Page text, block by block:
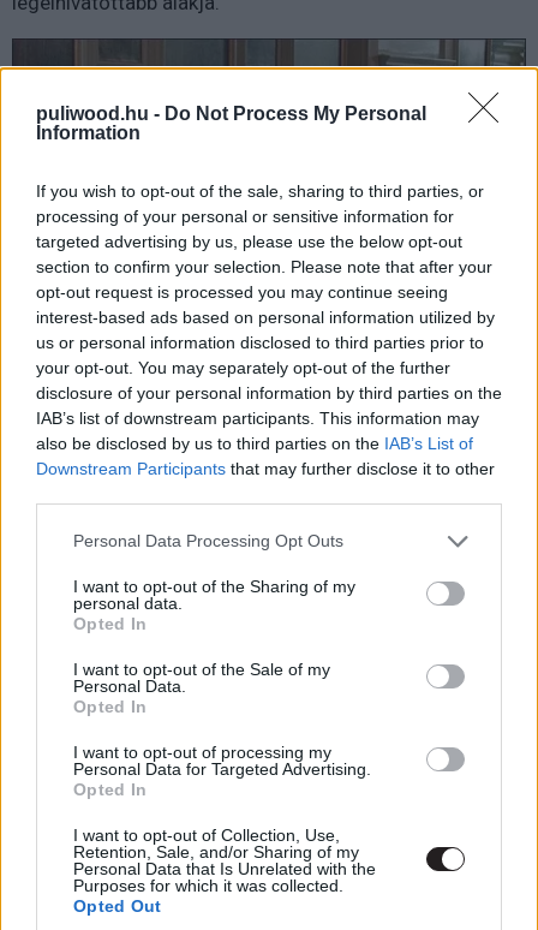
puliwood.hu - Do Not Process My Personal
Information
If you wish to opt-out of the sale, sharing to third parties, or
processing of your personal or sensitive information for
targeted advertising by us, please use the below opt-out
section to confirm your selection. Please note that after your
opt-out request is processed you may continue seeing
interest-based ads based on personal information utilized by
us or personal information disclosed to third parties prior to
your opt-out. You may separately opt-out of the further
disclosure of your personal information by third parties on the
IAB’s list of downstream participants. This information may
also be disclosed by us to third parties on the IAB’s List of
Downstream Participants that may further disclose it to other
Please note that this website/app uses one or more Google
not limited to your visit or usage behaviour. You may click to
grant or deny consent to Google and its third-party tags to
use your data for below specified purposes in below Google
consent section.
Personal Data Processing Opt Outs
I want to opt-out of the Sharing of my
personal data.
Opted In
I want to opt-out of the Sale of my
Personal Data.
Opted In
I want to opt-out of processing my
Personal Data for Targeted Advertising.
Opted In
I want to opt-out of Collection, Use,
Retention, Sale, and/or Sharing of my
Personal Data that Is Unrelated with the
Purposes for which it was collected.
Opted Out
Régóta visszavonult életet él
Bár Connery hivatalosan 2006-ban vonult vissza a
színészkedéstől, utolsó filmje a 2003-as
A szövetség
szám szerint a 93. alkotás, amiben szerepelt, amely
azonban csúfosan leszerepelt mind a kritikusoknál, mind
pedig a pénztáraknál egyaránt. A színész azóta sem